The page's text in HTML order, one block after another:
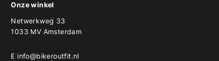
Onze winkel
Netwerkweg 33
1033 MV Amsterdam
E info@bikeroutfit.nl